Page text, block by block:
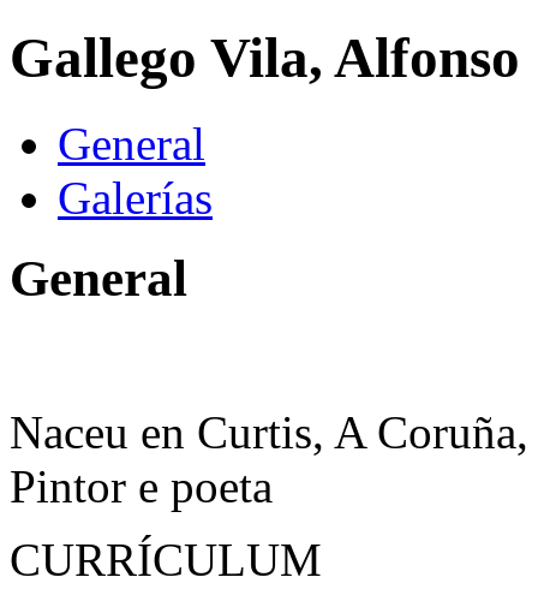
Gallego Vila, Alfonso
General
Galerías
General
Naceu en Curtis, A
Pintor e poeta
CURRÍCULUM